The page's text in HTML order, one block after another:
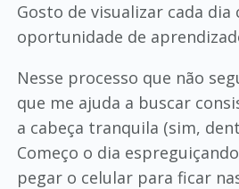
Gosto de visualizar cada dia
oportunidade de
Nesse processo que não
que me ajuda a buscar
a cabeça tranquila (sim,
Começo o dia
pegar o celular para ficar